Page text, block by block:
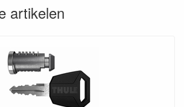
artikelen